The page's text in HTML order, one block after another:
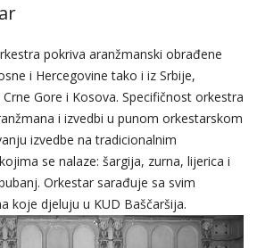
pokriva aranžmanski obrađene
i Hercegovine tako i iz Srbije,
Gore i Kosova. Specifičnost orkestra
i izvedbi u punom orkestarskom
izvedbe na tradicionalnim
se nalaze: šargija, zurna, lijerica i
Orkestar sarađuje sa svim
koje djeluju u KUD Baščaršija.